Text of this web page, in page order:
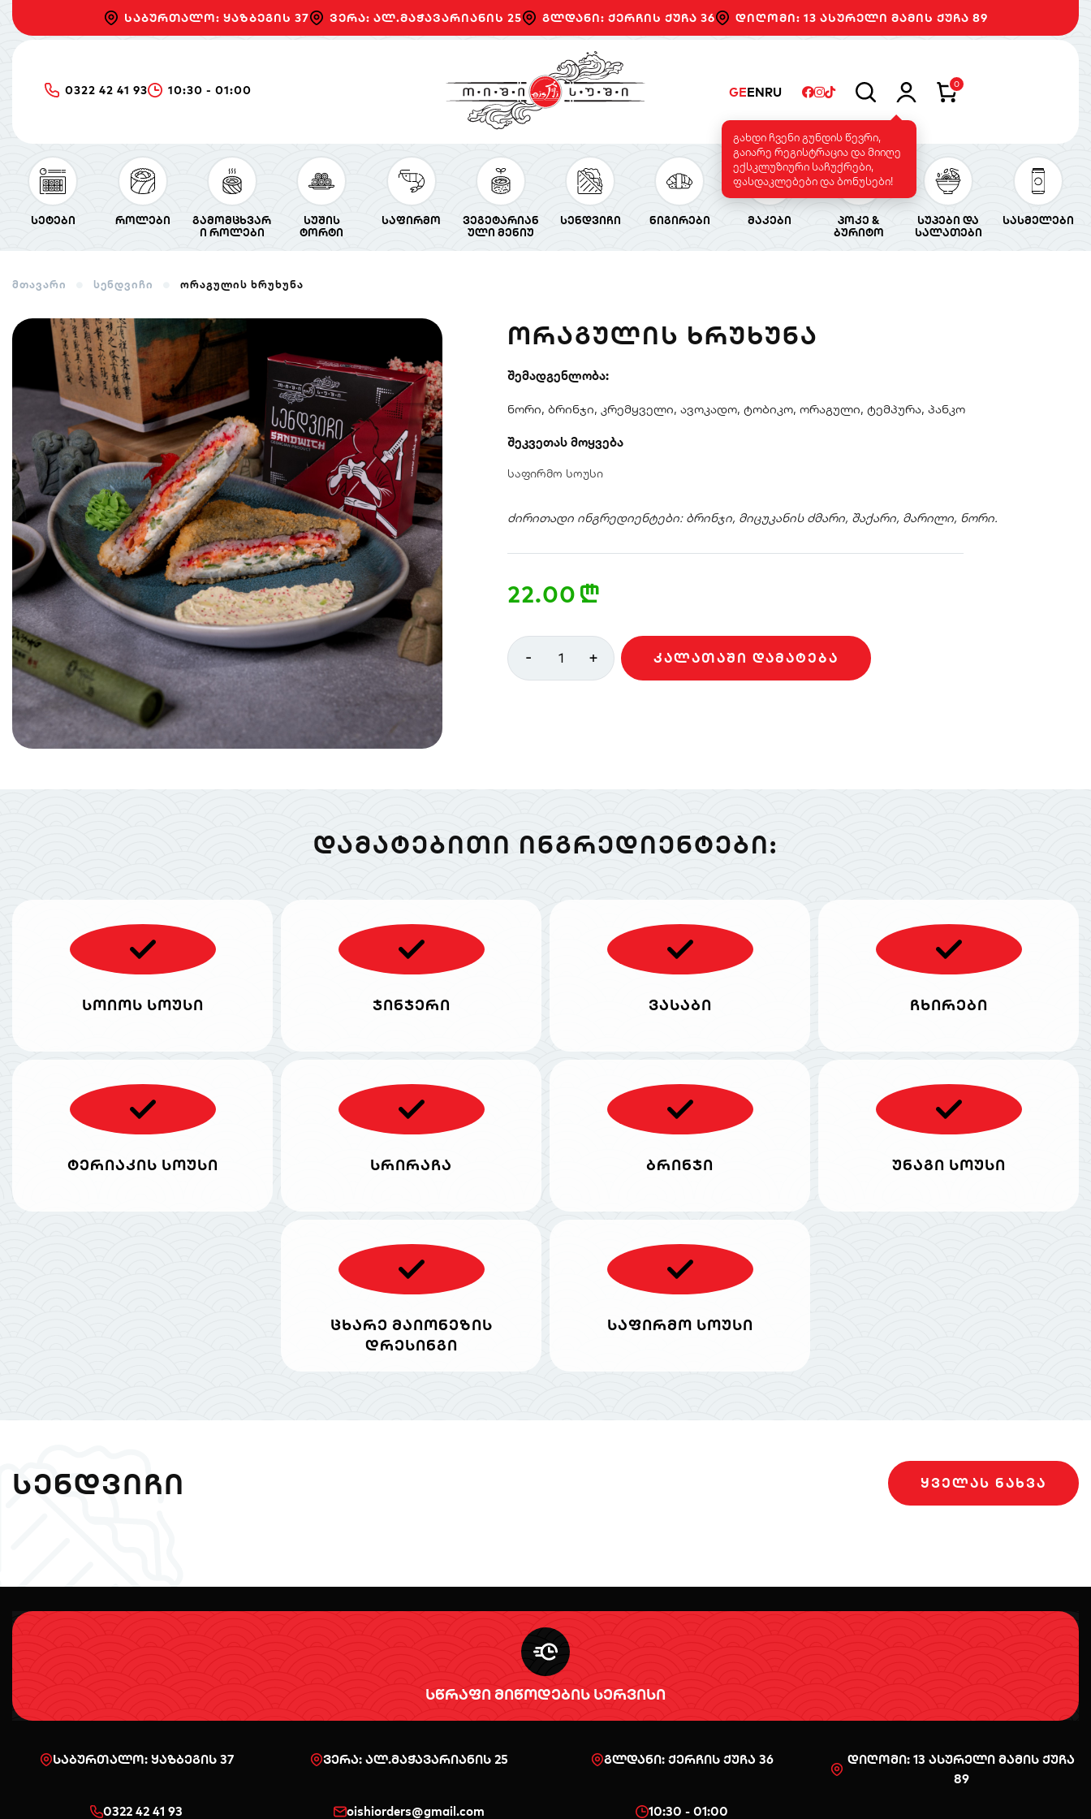
საბურთალო: ყაზბეგის 37 ვერა: ალ.მაჭავარიანის 25 გლდანი: ქერჩის ქუჩა 36 დიღომი: 13 ასურელი მამის ქუჩა 89
0322 42 41 93 10:30 - 01:00 GEENRU
გახდი ჩვენი გუნდის წევრი,
გაიარე რეგისტრაცია და მიიღე
ექსკლუზიური საჩუქრები,
ფასდაკლებები და ბონუსები!
0
სეტები როლები
გამომცხვარ
ი როლები
სუშის
ტორტი
საფირმო
ვეგეტარიან
ული მენიუ
სენდვიჩი ნიგირები მაკები
პოკე &
ბურიტო
სუპები და
სალათები
სასმელები
მთავარი სენდვიჩი ორაგულის ხრუხუნა
ᲝᲠᲐᲒᲣᲚᲘᲡ ᲮᲠᲣᲮᲣᲜᲐ
შემადგენლობა:
ნორი, ბრინჯი, კრემყველი, ავოკადო, ტობიკო, ორაგული, ტემპურა, პანკო
შეკვეთას მოყვება
საფირმო სოუსი
ძირითადი ინგრედიენტები: ბრინჯი, მიცუკანის ძმარი, შაქარი, მარილი, ნორი.
22.00 n
- 1 + ᲙᲐᲚᲐᲗᲐᲨᲘ ᲓᲐᲛᲐᲢᲔᲑᲐ
ᲓᲐᲛᲐᲢᲔᲑᲘᲗᲘ ᲘᲜᲒᲠᲔᲓᲘᲔᲜᲢᲔᲑᲘ:
სოიოს სოუსი ჯინჯერი ვასაბი ჩხირები
ტერიაკის სოუსი სრირაჩა ბრინჯი უნაგი სოუსი
ცხარე მაიონეზის
დრესინგი
საფირმო სოუსი
ᲡᲔᲜᲓᲕᲘᲩᲘ ᲧᲕᲔᲚᲐᲡ ᲜᲐᲮᲕᲐ
სწრაფი მიწოდების სერვისი
საბურთალო: ყაზბეგის 37 ვერა: ალ.მაჭავარიანის 25 გლდანი: ქერჩის ქუჩა 36
დიღომი: 13 ასურელი მამის ქუჩა
89
0322 42 41 93 oishiorders@gmail.com 10:30 - 01:00